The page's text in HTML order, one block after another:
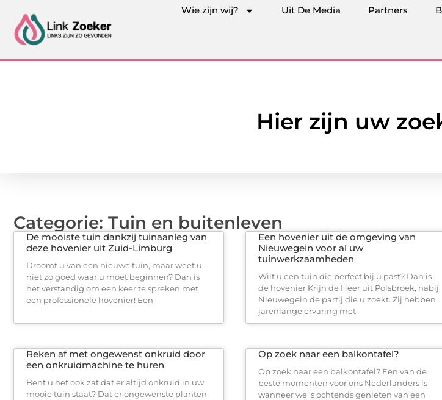
Wie zijn wij? Uit De Media Partners
Hier zijn uw
Categorie: Tuin en buitenleven
De mooiste tuin dankzij tuinaanleg van
deze hovenier uit Zuid-Limburg
Droomt u van een nieuwe tuin, maar weet u
niet zo goed waar u moet beginnen? Dan is
het verstandig om een keer te spreken met
een professionele hovenier! Een
Een hovenier uit de omgeving van
Nieuwegein voor al uw
tuinwerkzaamheden
Wilt u een tuin die perfect bij u past? Dan is
de hovenier Krijn de Heer uit Polsbroek, nabij
Nieuwegein de partij die u zoekt. Zij hebben
jarenlange ervaring met
Reken af met ongewenst onkruid door
een onkruidmachine te huren
Bent u het ook zat dat er altijd onkruid in uw
mooie tuin staat? Dat er ongewenste planten
Op zoek naar een balkontafel?
Op zoek naar een balkontafel? Een van de
beste momenten voor ons Nederlanders is
wanneer we ’s ochtends genieten van een